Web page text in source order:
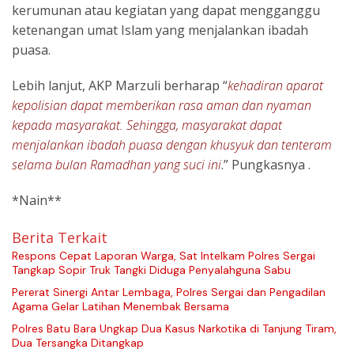
kerumunan atau kegiatan yang dapat mengganggu
ketenangan umat Islam yang menjalankan ibadah
puasa.
Lebih lanjut, AKP Marzuli berharap “kehadiran aparat
kepolisian dapat memberikan rasa aman dan nyaman
kepada masyarakat. Sehingga, masyarakat dapat
menjalankan ibadah puasa dengan khusyuk dan tenteram
selama bulan Ramadhan yang suci ini.” Pungkasnya .
*Nain**
Berita Terkait
Respons Cepat Laporan Warga, Sat Intelkam Polres Sergai
Tangkap Sopir Truk Tangki Diduga Penyalahguna Sabu
Pererat Sinergi Antar Lembaga, Polres Sergai dan Pengadilan
Agama Gelar Latihan Menembak Bersama
Polres Batu Bara Ungkap Dua Kasus Narkotika di Tanjung Tiram,
Dua Tersangka Ditangkap